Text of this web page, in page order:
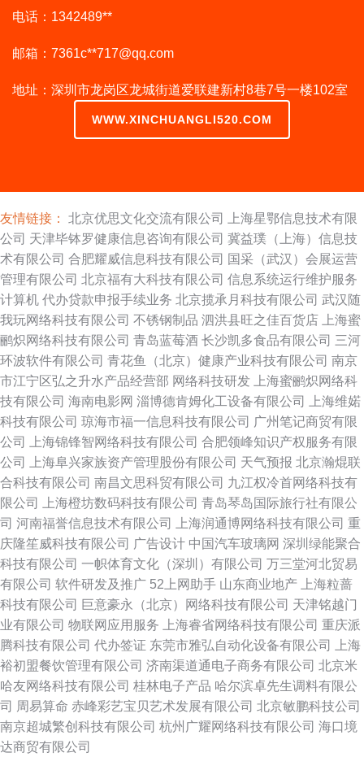
电话：1342489**
邮箱：7361c**717@qq.com
地址：深圳市龙岗区龙城街道爱联建新村8巷7号一楼102室
WWW.XINCHUANGLI520.COM
友情链接： 北京优思文化交流有限公司
上海星鄂信息技术有限
公司 天津毕钵罗健康信息咨询有限公司 冀益璞（上海）信息技
术有限公司 合肥耀威信息科技有限公司 国采（武汉）会展运营
管理有限公司 北京福有大科技有限公司 信息系统运行维护服务
计算机 代办贷款申报手续业务 北京揽承月科技有限公司 武汉随
我玩网络科技有限公司 不锈钢制品 泗洪县旺之佳百货店
上海蜜
鹂炽网络科技有限公司 青岛蓝莓酒 长沙凯多食品有限公司 三河
环波软件有限公司 青花鱼（北京）健康产业科技有限公司 南京
市江宁区弘之升水产品经营部 网络科技研发
上海蜜鹂炽网络科
技有限公司 海南电影网 淄博德肯姆化工设备有限公司
上海维婼
科技有限公司 琼海市福一信息科技有限公司 广州笔记商贸有限
公司
上海锦锋智网络科技有限公司 合肥领峰知识产权服务有限
公司
上海阜兴家族资产管理股份有限公司 天气预报 北京瀚焜联
合科技有限公司 南昌文思科贸有限公司 九江权冷首网络科技有
限公司
上海橙坊数码科技有限公司 青岛琴岛国际旅行社有限公
司 河南福誉信息技术有限公司 上海润通博网络科技有限公司 重
庆隆笙威科技有限公司 广告设计 中国汽车玻璃网 深圳绿能聚合
科技有限公司 一帜体育文化（深圳）有限公司 万三堂河北贸易
有限公司 软件研发及推广 52上网助手 山东商业地产
上海粒蔷
科技有限公司 巨意豪永（北京）网络科技有限公司 天津铭越门
业有限公司 物联网应用服务 上海睿省网络科技有限公司 重庆派
腾科技有限公司 代办签证 东莞市雅弘自动化设备有限公司
上海
裕初盟餐饮管理有限公司 济南渠道通电子商务有限公司 北京米
哈友网络科技有限公司 桂林电子产品 哈尔滨卓先生调料有限公
司 周易算命 赤峰彩艺宝贝艺术发展有限公司 北京敏鹏科技公司
南京超城繁创科技有限公司 杭州广耀网络科技有限公司 海口境
达商贸有限公司